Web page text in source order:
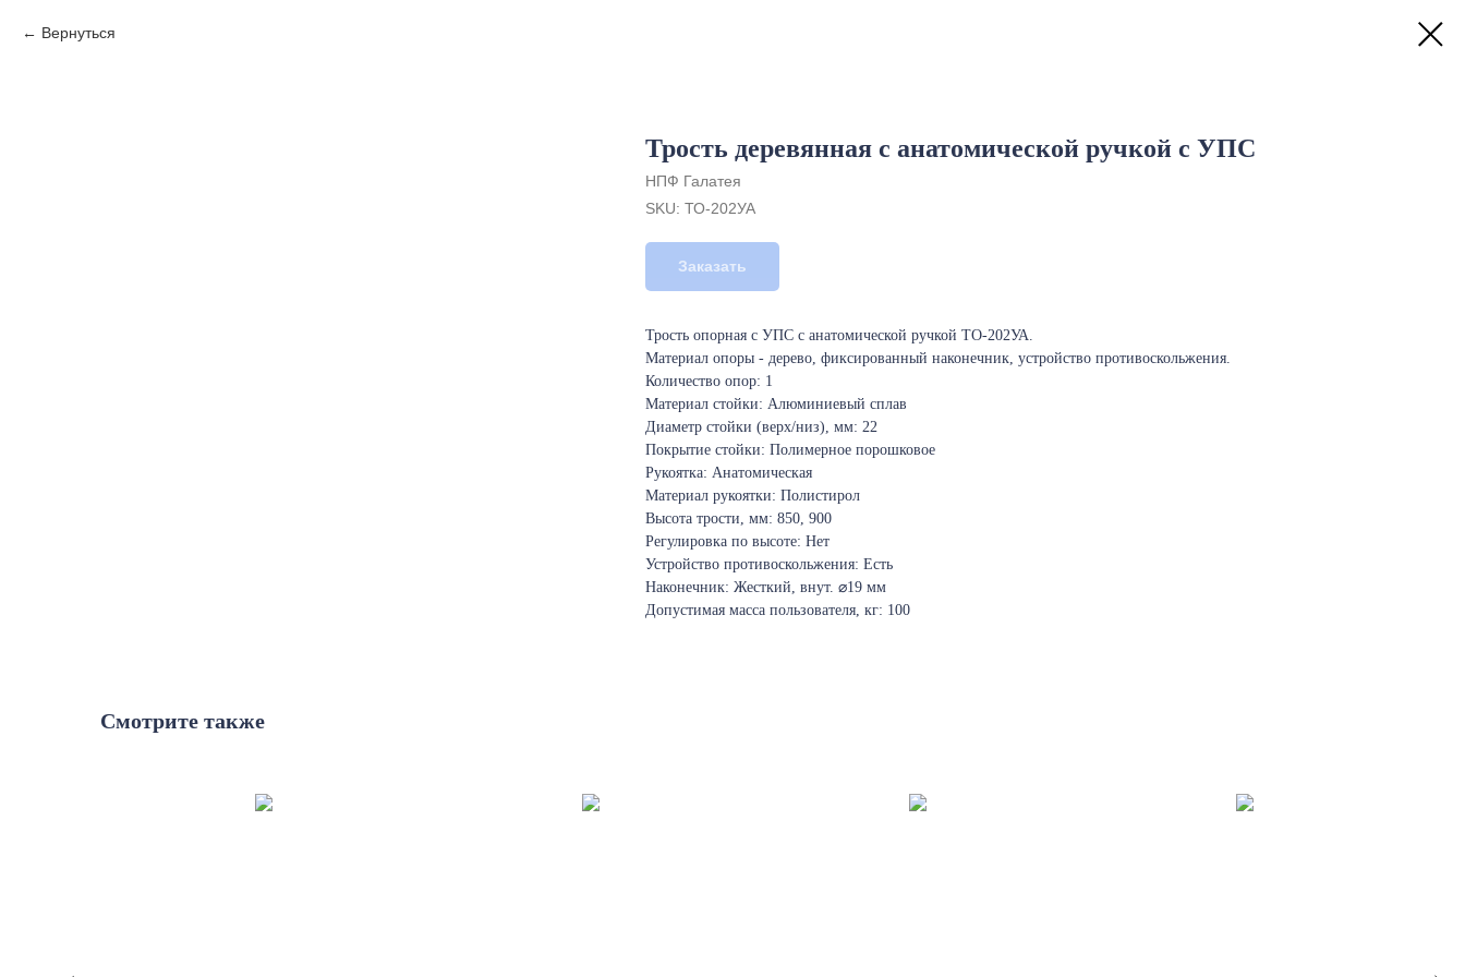
Вернуться
Трость деревянная с анатомической ручкой с УПС
НПФ Галатея
SKU: ТО-202УА
Заказать
Трость опорная с УПС с анатомической ручкой ТО-202УА.
Материал опоры - дерево, фиксированный наконечник, устройство противоскольжения.
Количество опор: 1
Материал стойки: Алюминиевый сплав
Диаметр стойки (верх/низ), мм: 22
Покрытие стойки: Полимерное порошковое
Рукоятка: Анатомическая
Материал рукоятки: Полистирол
Высота трости, мм: 850, 900
Регулировка по высоте: Нет
Устройство противоскольжения: Есть
Наконечник: Жесткий, внут. ⌀19 мм
Допустимая масса пользователя, кг: 100
Смотрите также